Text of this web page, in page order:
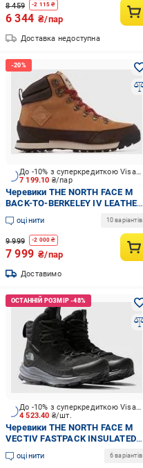
8 459 -2 115 ₴
6 344 ₴/пар
Доставка недоступна
7 199.10 ₴/пар
До -10% з суперкредиткою Visa Вигода
Черевики THE NORTH FACE M
BACK-TO-BERKELEY IV LEATHER
WP NF0A817QOHU1 р.44,5
коричневий
оцінити 10 варіантів
9 999 -2 000 ₴
7 999 ₴/пар
Доставимо
4 523.40 ₴/шт.
До -10% з суперкредиткою Visa Вигода
Черевики THE NORTH FACE M
VECTIV FASTPACK INSULATED
FUTURELIGHT NF0A7W53NY71
р.40,5 чорний
оцінити 6 варіантів